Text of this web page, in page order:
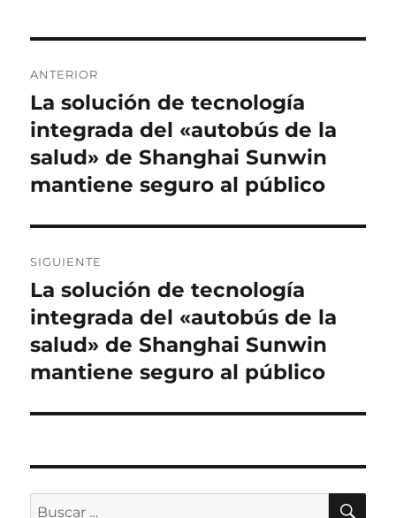
de
entradas
ANTERIOR
Entrada
anterior:
La solución de tecnología
integrada del «autobús de la
salud» de Shanghai Sunwin
mantiene seguro al público
SIGUIENTE
Entrada
siguiente:
La solución de tecnología
integrada del «autobús de la
salud» de Shanghai Sunwin
mantiene seguro al público
Buscar